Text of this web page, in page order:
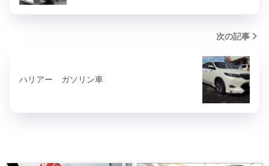
次の記事
ハリアー ガソリン車